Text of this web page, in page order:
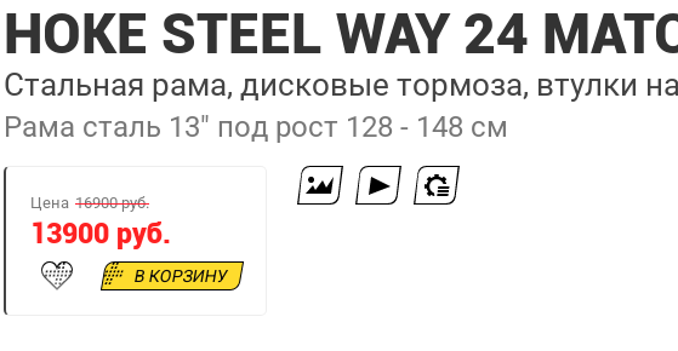
HOKE STEEL WAY 24
Стальная рама, дисковые тормоза, втулки
Рама сталь 13" под рост 128 - 148 см
Цена 16900 руб.
13900 руб.
В КОРЗИНУ